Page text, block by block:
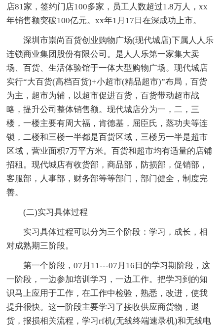
店81家，签约门店100多家，员工人数超过1.8万人，xx
年销售额突破100亿元。xx年1月17日在深成功上市。
深圳市崇尚百货创业购物广场(现代城店)下属人人乐
连锁商业集团股份有限公司。是人人乐第一家集大卖
场、百货、生活体验馆于一体大型购物广场。现代城店
实行“大百货(高档百货)+小超市(精品超市)”布局，百货
为主，超市为辅，以超市促进百货，百货带动超市战
略，提升公司整体销售额。现代城店分为一，二，三
楼，一楼主要有周大福，肯德基，屈臣氏，蒸功夫等连
锁，二楼和三楼一半都是百货区域，三楼另一半是超市
区域，营业面积7万平方米。百货和超市均有适量的店铺
招租。现代城店有收货部，商品部，防损部，促销部，
客服部，人事部，财务部等等部门，部门健全，制度完
善。
(二)实习具体过程
实习具体过程可以分为三个阶段：学习，成长，相
对成熟期三阶段。
第一个阶段，07月11---07月16日的学习期阶段，这
一阶段，一边参加培训学习，一边工作。把学习到的知
识马上应用于工作，在工作中检验，熟悉，改进，使我
提升很快。这一阶段主要学习了接收供应商货物，退
货，报损相关流程，学习rf机(无线终端速录机)和无线电